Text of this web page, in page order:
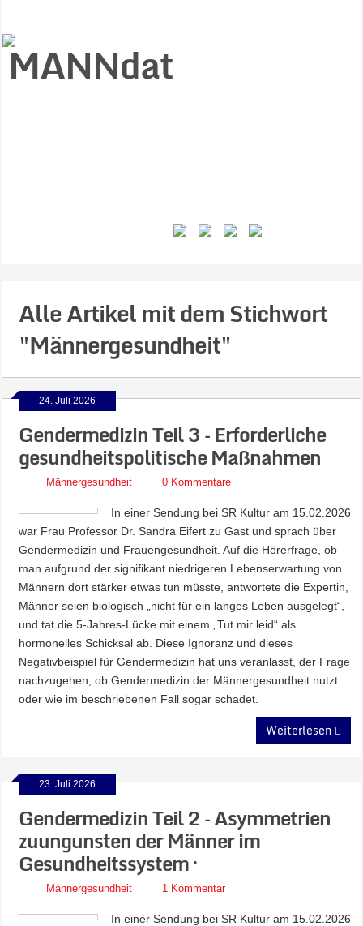
Alle Artikel mit dem Stichwort
"Männergesundheit"
24. Juli 2026
Gendermedizin Teil 3 – Erforderliche
gesundheitspolitische Maßnahmen
Männergesundheit 0 Kommentare
In einer Sendung bei SR Kultur am 15.02.2026
war Frau Professor Dr. Sandra Eifert zu Gast und sprach über
Gendermedizin und Frauengesundheit. Auf die Hörerfrage, ob
man aufgrund der signifikant niedrigeren Lebenserwartung von
Männern dort stärker etwas tun müsste, antwortete die Expertin,
Männer seien biologisch „nicht für ein langes Leben ausgelegt“,
und tat die 5-Jahres-Lücke mit einem „Tut mir leid“ als
hormonelles Schicksal ab. Diese Ignoranz und dieses
Negativbeispiel für Gendermedizin hat uns veranlasst, der Frage
nachzugehen, ob Gendermedizin der Männergesundheit nutzt
oder wie im beschriebenen Fall sogar schadet.
Weiterlesen
23. Juli 2026
Gendermedizin Teil 2 – Asymmetrien
zuungunsten der Männer im
Gesundheitssystem ·
Männergesundheit 1 Kommentar
In einer Sendung bei SR Kultur am 15.02.2026